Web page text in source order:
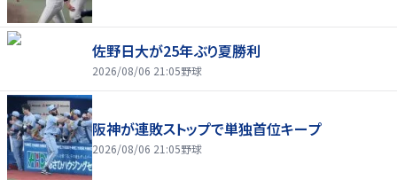
佐野日大が25年ぶり夏勝利
2026/08/06 21:05野球
阪神が連敗ストップで単独首位キープ
2026/08/06 21:05野球